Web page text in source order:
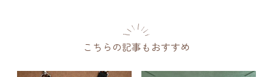
こちらの記事もおすすめ